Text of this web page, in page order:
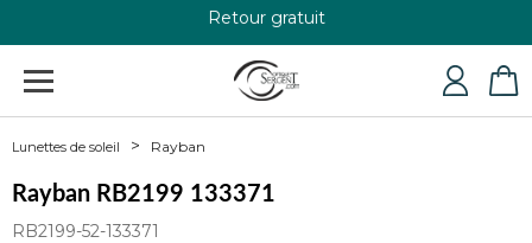
+33 4 79 24 76 84
Lunettes de soleil Rayban
Rayban RB2199 133371
RB2199-52-133371